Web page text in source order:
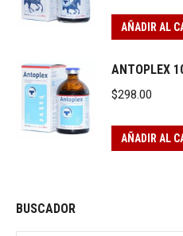
AÑADIR AL
ANTOPLEX
$298.00
AÑADIR AL
BUSCADOR